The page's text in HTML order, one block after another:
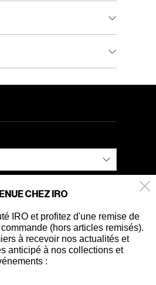
CHEZ IRO
IRO et profitez d'une remise de
(hors articles remisés).
à recevoir nos actualités et
anticipé à nos collections et
: